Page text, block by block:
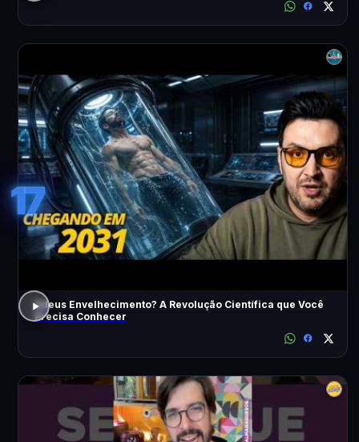
17
Adeus Envelhecimento? A Revolução Científica que Você
Precisa Conhecer